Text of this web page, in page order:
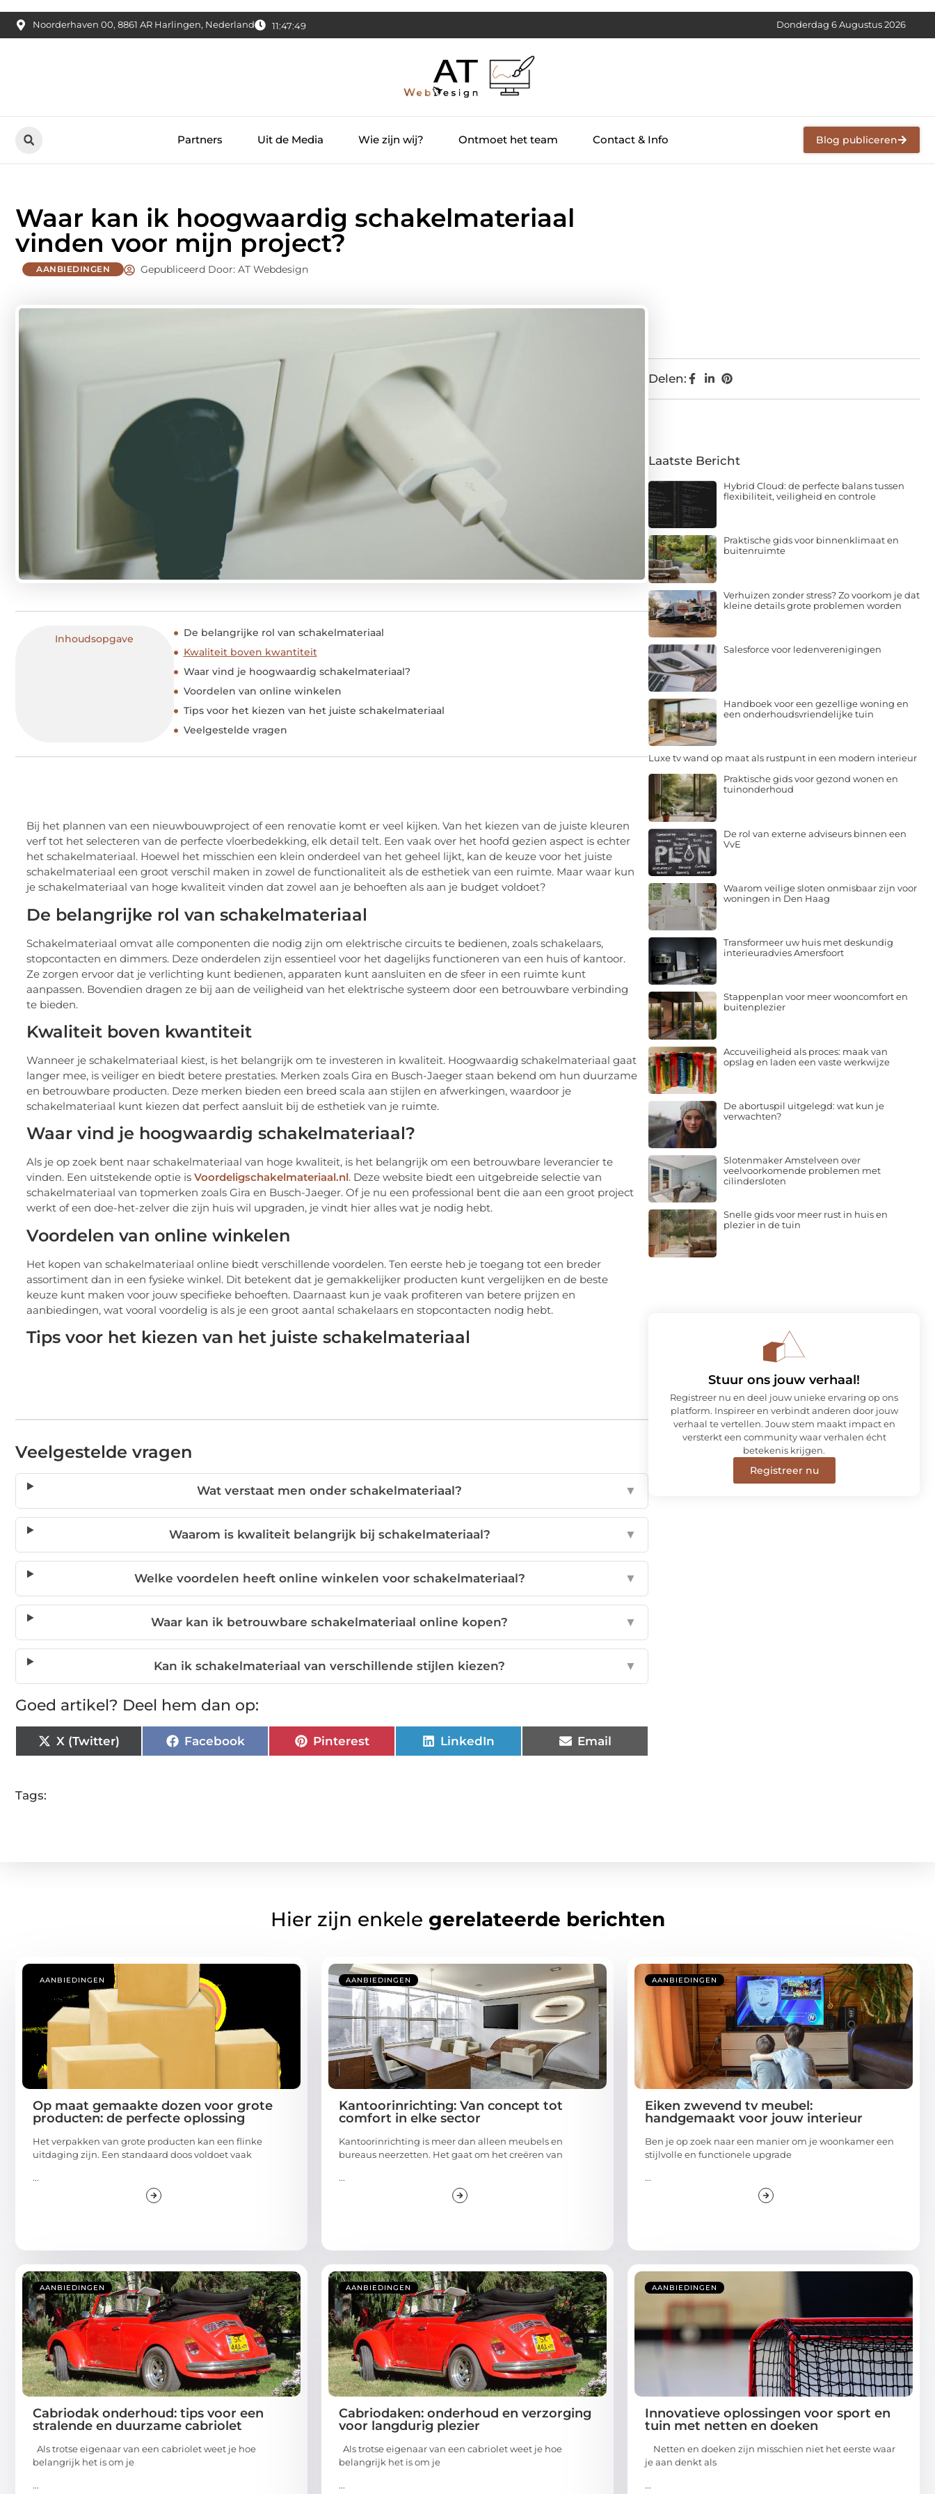
Noorderhaven 00, 8861 AR Harlingen, Nederland 11:47:51 Donderdag 6 Augustus 2026
Blog publiceren
Waar kan ik hoogwaardig schakelmateriaal
vinden voor mijn project?
AANBIEDINGEN Gepubliceerd Door: AT Webdesign
Inhoudsopgave
De belangrijke rol van schakelmateriaal
Kwaliteit boven kwantiteit
Waar vind je hoogwaardig schakelmateriaal?
Voordelen van online winkelen
Tips voor het kiezen van het juiste schakelmateriaal
Veelgestelde vragen
Bij het plannen van een nieuwbouwproject of een renovatie komt er veel kijken. Van het kiezen van de juiste kleuren
verf tot het selecteren van de perfecte vloerbedekking, elk detail telt. Een vaak over het hoofd gezien aspect is echter
het schakelmateriaal. Hoewel het misschien een klein onderdeel van het geheel lijkt, kan de keuze voor het juiste
schakelmateriaal een groot verschil maken in zowel de functionaliteit als de esthetiek van een ruimte. Maar waar kun
je schakelmateriaal van hoge kwaliteit vinden dat zowel aan je behoeften als aan je budget voldoet?
De belangrijke rol van schakelmateriaal
stopcontacten en dimmers. Deze onderdelen zijn essentieel voor het dagelijks functioneren van een huis of kantoor.
Ze zorgen ervoor dat je verlichting kunt bedienen, apparaten kunt aansluiten en de sfeer in een ruimte kunt
aanpassen. Bovendien dragen ze bij aan de veiligheid van het elektrische systeem door een betrouwbare verbinding
te bieden.
Kwaliteit boven kwantiteit
Wanneer je schakelmateriaal kiest, is het belangrijk om te investeren in kwaliteit. Hoogwaardig schakelmateriaal gaat
langer mee, is veiliger en biedt betere prestaties. Merken zoals Gira en Busch-Jaeger staan bekend om hun duurzame
en betrouwbare producten. Deze merken bieden een breed scala aan stijlen en afwerkingen, waardoor je
schakelmateriaal kunt kiezen dat perfect aansluit bij de esthetiek van je ruimte.
Waar vind je hoogwaardig schakelmateriaal?
Als je op zoek bent naar schakelmateriaal van hoge kwaliteit, is het belangrijk om een betrouwbare leverancier te
vinden. Een uitstekende optie is Voordeligschakelmateriaal.nl . Deze website biedt een uitgebreide selectie van
schakelmateriaal van topmerken zoals Gira en Busch-Jaeger. Of je nu een professional bent die aan een groot project
werkt of een doe-het-zelver die zijn huis wil upgraden, je vindt hier alles wat je nodig hebt.
Voordelen van online winkelen
assortiment dan in een fysieke winkel. Dit betekent dat je gemakkelijker producten kunt vergelijken en de beste
keuze kunt maken voor jouw specifieke behoeften. Daarnaast kun je vaak profiteren van betere prijzen en
aanbiedingen, wat vooral voordelig is als je een groot aantal schakelaars en stopcontacten nodig hebt.
Tips voor het kiezen van het juiste schakelmateriaal
Veelgestelde vragen
Wat verstaat men onder schakelmateriaal?
Waarom is kwaliteit belangrijk bij schakelmateriaal?
Welke voordelen heeft online winkelen voor schakelmateriaal?
Waar kan ik betrouwbare schakelmateriaal online kopen?
Kan ik schakelmateriaal van verschillende stijlen kiezen?
Goed artikel? Deel hem dan op:
X (Twitter) Facebook Pinterest LinkedIn Email
Tags:
Delen:
Laatste Bericht
flexibiliteit, veiligheid en controle
buitenruimte
kleine details grote problemen worden
een onderhoudsvriendelijke tuin
tuinonderhoud
VvE
woningen in Den Haag
interieuradvies Amersfoort
buitenplezier
opslag en laden een vaste werkwijze
verwachten?
veelvoorkomende problemen met
cilindersloten
plezier in de tuin
Stuur ons jouw verhaal!
Registreer nu en deel jouw unieke ervaring op ons
platform. Inspireer en verbindt anderen door jouw
verhaal te vertellen. Jouw stem maakt impact en
versterkt een community waar verhalen écht
betekenis krijgen.
Registreer nu
Hier zijn enkele gerelateerde berichten
Op maat gemaakte dozen voor grote
producten: de perfecte oplossing
uitdaging zijn. Een standaard doos voldoet vaak
AANBIEDINGEN
Kantoorinrichting: Van concept tot
comfort in elke sector
bureaus neerzetten. Het gaat om het creëren van
AANBIEDINGEN
Eiken zwevend tv meubel:
handgemaakt voor jouw interieur
stijlvolle en functionele upgrade
AANBIEDINGEN
Cabriodak onderhoud: tips voor een
stralende en duurzame cabriolet
belangrijk het is om je
AANBIEDINGEN
Cabriodaken: onderhoud en verzorging
voor langdurig plezier
belangrijk het is om je
AANBIEDINGEN
Innovatieve oplossingen voor sport en
tuin met netten en doeken
je aan denkt als